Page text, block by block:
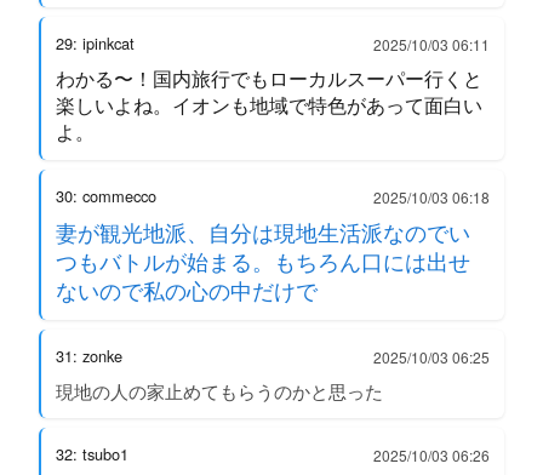
29: ipinkcat 2025/10/03 06:11
わかる〜！国内旅行でもローカルスーパー行くと
楽しいよね。イオンも地域で特色があって面白い
よ。
30: commecco 2025/10/03 06:18
妻が観光地派、自分は現地生活派なのでい
つもバトルが始まる。もちろん口には出せ
ないので私の心の中だけで
31: zonke 2025/10/03 06:25
現地の人の家止めてもらうのかと思った
32: tsubo1 2025/10/03 06:26